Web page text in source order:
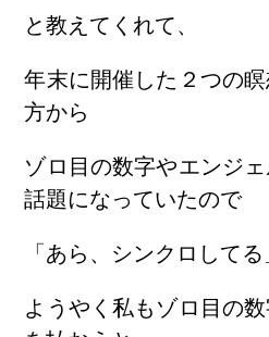
と教えてくれて、
年末に開催した２つの
方から
ゾロ目の数字やエンジ
話題になっていたので
「あら、シンクロして
ようやく私もゾロ目の